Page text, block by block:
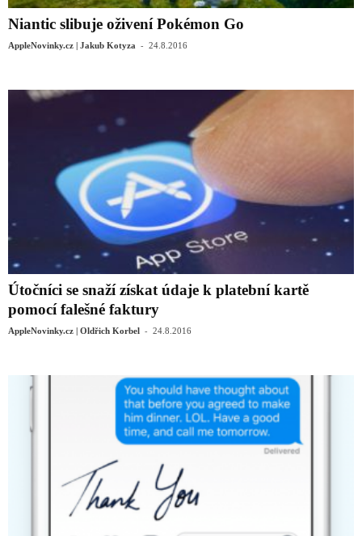
Niantic slibuje oživení Pokémon Go
AppleNovinky.cz | Jakub Kotyza - 24.8.2016
Útočníci se snaží získat údaje k platební kartě
pomocí falešné faktury
AppleNovinky.cz | Oldřich Korbel - 24.8.2016